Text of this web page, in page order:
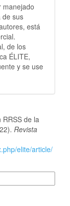
manejado
de sus
está
de los
ÉLITE,
y se use
de la
Revista
elite/article/